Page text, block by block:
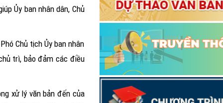
Ủy ban nhân dân, Chủ
Chủ tịch Ủy ban nhân
trì, bảo đảm các điều
xử lý văn bản đến của